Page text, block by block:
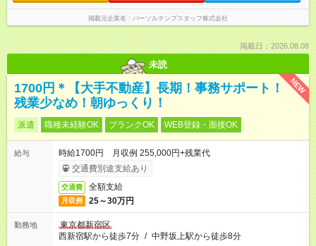
掲載元企業名 パーソルテンプスタッフ株式会社
掲載日：2026.08.08
未読
NEW
1700円＊【大手不動産】長期！事務サポート！
残業少なめ！朝ゆっくり！
派遣 職種未経験OK ブランクOK WEB登録・面接OK
給与
時給1700円 月収例 255,000円+残業代
交通費別途支給あり
交通費 全額支給
月収例 25～30万円
勤務地
東京都新宿区
西新宿駅から徒歩7分 / 中野坂上駅から徒歩8分